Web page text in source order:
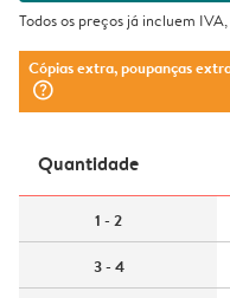
Todos os preços já incluem
Cópias extra, poupanças
question_mark_circle
Quantidade
1 - 2
3 - 4